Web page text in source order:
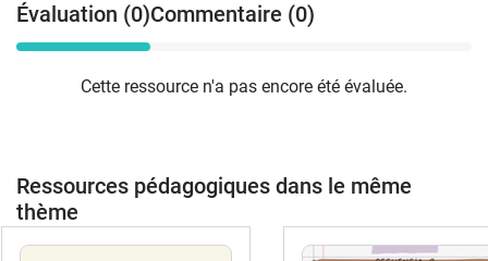
Évaluation (0)Commentaire (0)
Cette ressource n'a pas encore été évaluée.
Ressources pédagogiques dans le même
thème